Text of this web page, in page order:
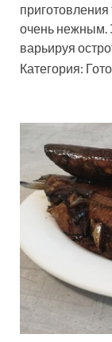
очень нежным.
варьируя
Категория: